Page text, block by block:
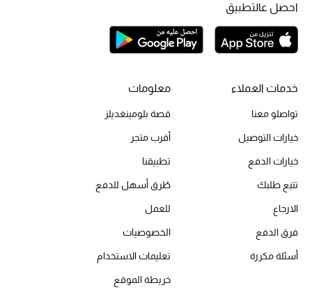
تشكيلة الأحذية
الأحذية الرجالية
أحذية للأطفال
أحذية مختارة
خدمات العملاء
تواصلو معنا
خيارات التوصيل
خيارات الدفع
تتبع طلبك
الارجاع
فرق الدفع
أسئلة مكررة
معلومات
قصة بلومينغديلز
أقرب متجر
تطبيقنا
طُرق أسهل للدفع
للعمل
الخصوصيات
تعليمات الاستخدام
خريطة الموقع
احصل عالتطبيق